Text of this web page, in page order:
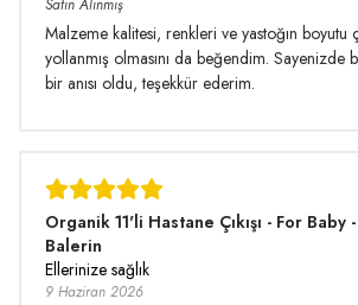
Malzeme kalitesi, renkleri ve yastoğın
yollanmış olmasını da beğendim. Sayenizde
bir anısı oldu, teşekkür ederim.
Organik 11'li Hastane Çıkışı - For Baby
Balerin
Ellerinize sağlık
9 Haziran 2026